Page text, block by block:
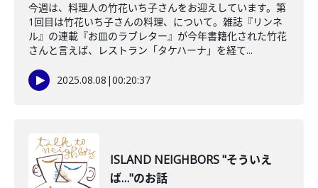
今週は、料理人の竹花いち子さんをお迎えしています。第
1回目は竹花いち子さんの料理、について。雑誌『リンネ
ル』の連載『お皿のラブレター』が今年書籍化された竹花
さんと言えば、レストラン「タケハーナ」を経て...
2025.08.08 |00:20:37
ISLAND NEIGHBORS "そういえ
ば…"のお話